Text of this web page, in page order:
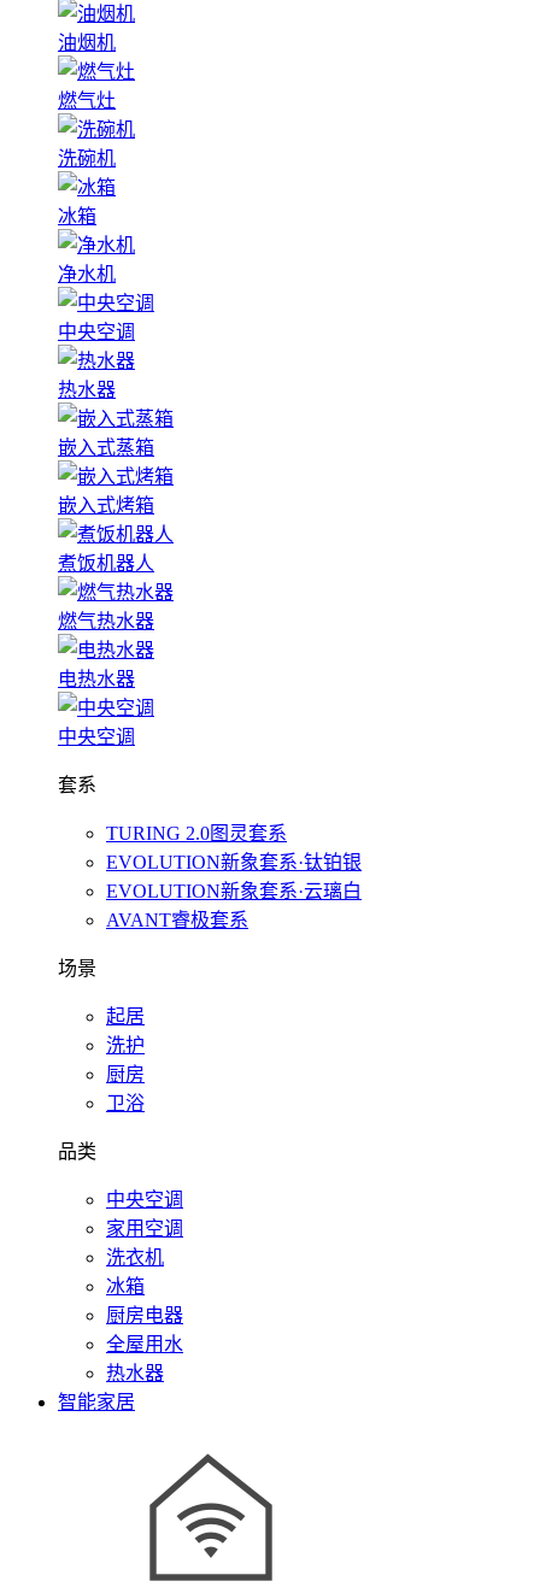
油烟机
燃气灶
洗碗机
冰箱
净水机
中央空调
热水器
嵌入式蒸箱
嵌入式烤箱
煮饭机器人
燃气热水器
电热水器
中央空调
套系
TURING 2.0图灵套系
EVOLUTION新象套系·钛铂银
EVOLUTION新象套系·云璃白
AVANT睿极套系
场景
起居
洗护
厨房
卫浴
品类
中央空调
家用空调
洗衣机
冰箱
厨房电器
全屋用水
热水器
智能家居